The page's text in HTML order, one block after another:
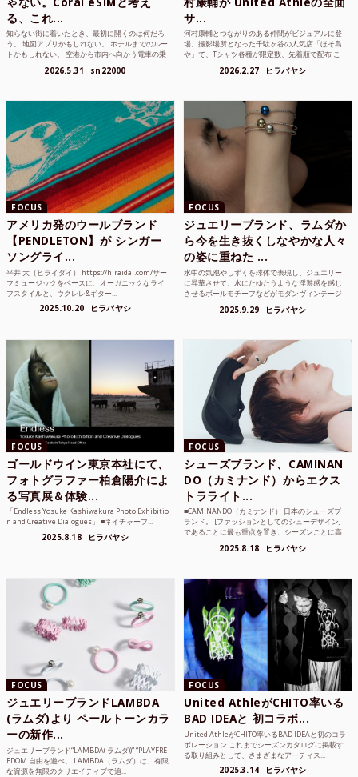
る、これ...
知らない街に着いたとき、最初に開くのは何だろ
う。 地図アプリかもしれない。 ホテルまでのルー
トかもしれない。 空港から市内へ向かう電車の乗
2026.5.31 sn22000
サ...
河村康輔とつながりのある仲間がビジュアルに登
場。撮影場所となった千駄ヶ谷の人気店「ほそ島
や」で、Tシャツ各種が限定数、先着順で配布 こ
2026.2.27 ヒラバヤシ
FOCUS
アメリカ発のウールブランド
【PENDLETON】が シンガー
ソングライ...
平井 大（ヒライダイ） https://hiraidai.com/サー
フミュージックをベースに、オーガニックなライ
フスタイルと、ウクレレ&ギター...
2025.10.20 ヒラバヤシ
FOCUS
ジュエリーブランド、ラムダか
ら今を生き抜くしなやかな人々
の姿に重ねた ...
水中の気泡やしずくを球体で表現し、ジュエリー
に昇華させて、水にたゆたうような浮遊感を感じ
させるボールモチーフなどがモダンヴィンテージ
2025.9.29 ヒラバヤシ
FOCUS
ゴールドウイン東京本社にて、
フォトグラファー柏倉陽介によ
る写真展＆体験...
「Endless Yosuke Kashiwakura Photo Exhibitio
n and Creative Dialogues」 ■ネイチャーフ...
2025.8.18 ヒラバヤシ
FOCUS
シューズブランド、CAMINAN
DO（カミナンド）からエクス
トラライト...
■CAMINANDO（カミナンド） 日本のシューズブ
ランド。 [ファッションとしてのシューデザイン]
であることに最も重点を置き、シーズンごとに高
2025.8.18 ヒラバヤシ
FOCUS
ジュエリーブランドLAMBDA
(ラムダ)より ペールトーンカラ
ーの新作...
ジュエリーブランド“LAMBDA( ラムダ))” “PLAYFRE
EDOM 自由を遊べ。 LAMBDA（ラムダ）は、有限
な資源を無限のクリエイティブで追...
FOCUS
United AthleがCHITO率いる
BAD IDEAと 初コラボ...
United AthleがCHITO率いるBAD IDEAと初のコラ
ボレーション これまでシーズンカタログに掲載す
る取り組みとして、さまざまなアーティス...
2025.3.14 ヒラバヤシ